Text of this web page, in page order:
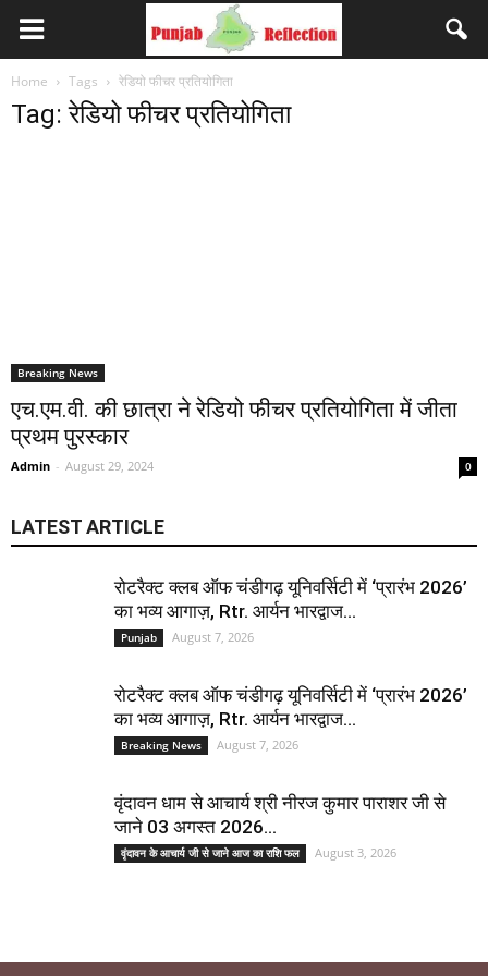
Home Tags रेडियो फीचर प्रतियोगिता
Tag: रेडियो फीचर प्रतियोगिता
Breaking News
एच.एम.वी. की छात्रा ने रेडियो फीचर प्रतियोगिता में जीता
प्रथम पुरस्कार
Admin - August 29, 2024 0
LATEST ARTICLE
रोटरैक्ट क्लब ऑफ चंडीगढ़ यूनिवर्सिटी में ‘प्रारंभ 2026’
का भव्य आगाज़, Rtr. आर्यन भारद्वाज...
Punjab August 7, 2026
रोटरैक्ट क्लब ऑफ चंडीगढ़ यूनिवर्सिटी में ‘प्रारंभ 2026’
का भव्य आगाज़, Rtr. आर्यन भारद्वाज...
Breaking News August 7, 2026
वृंदावन धाम से आचार्य श्री नीरज कुमार पाराशर जी से
जाने 03 अगस्त 2026...
वृंदावन के आचार्य जी से जाने आज का राशि फल August 3, 2026